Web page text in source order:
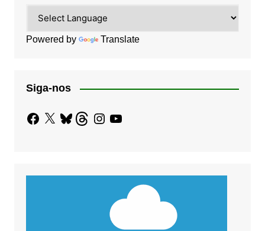
Powered by Translate
Siga-nos
Facebook
X BlueskyThreadsInstagram
YouTube